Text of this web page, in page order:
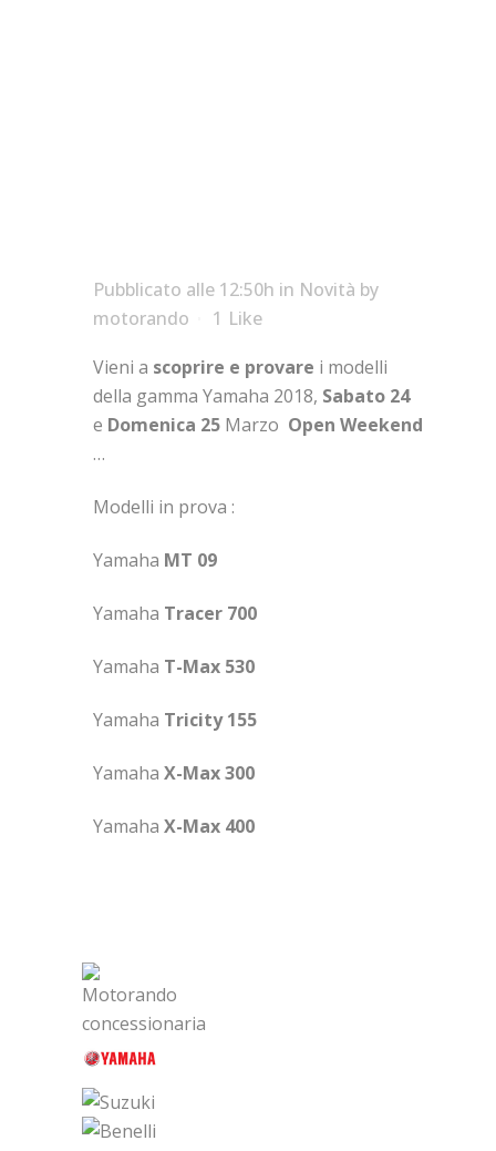
Pubblicato alle 12:50h in Novità by
motorando
1 Like
Vieni a scoprire e provare i modelli
della gamma Yamaha 2018, Sabato 24
e Domenica 25 Marzo Open Weekend
…
Modelli in prova :
Yamaha MT 09
Yamaha Tracer 700
Yamaha T-Max 530
Yamaha Tricity 155
Yamaha X-Max 300
Yamaha X-Max 400